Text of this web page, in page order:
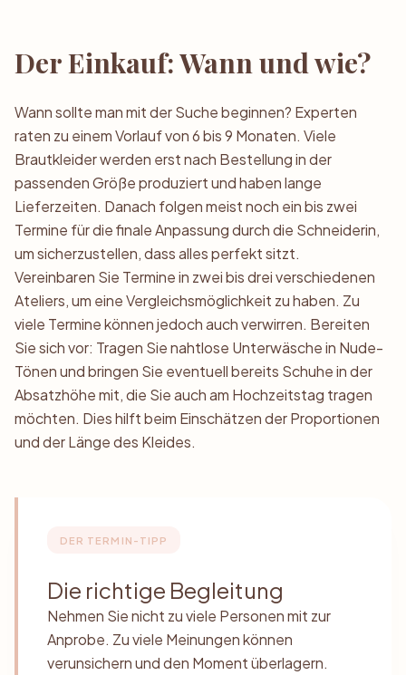
Der Einkauf: Wann und wie?
Wann sollte man mit der Suche beginnen? Experten
raten zu einem Vorlauf von 6 bis 9 Monaten. Viele
Brautkleider werden erst nach Bestellung in der
passenden Größe produziert und haben lange
Lieferzeiten. Danach folgen meist noch ein bis zwei
Termine für die finale Anpassung durch die Schneiderin,
um sicherzustellen, dass alles perfekt sitzt.
Vereinbaren Sie Termine in zwei bis drei verschiedenen
Ateliers, um eine Vergleichsmöglichkeit zu haben. Zu
viele Termine können jedoch auch verwirren. Bereiten
Sie sich vor: Tragen Sie nahtlose Unterwäsche in Nude-
Tönen und bringen Sie eventuell bereits Schuhe in der
Absatzhöhe mit, die Sie auch am Hochzeitstag tragen
möchten. Dies hilft beim Einschätzen der Proportionen
und der Länge des Kleides.
DER TERMIN-TIPP
Die richtige Begleitung
Nehmen Sie nicht zu viele Personen mit zur
Anprobe. Zu viele Meinungen können
verunsichern und den Moment überlagern.